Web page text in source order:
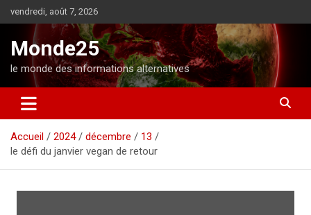
l
o
e
vendredi, août 7, 2026
Monde25
le monde des informations alternatives
Accueil 2024 décembre
13
le défi du janvier vegan de retour